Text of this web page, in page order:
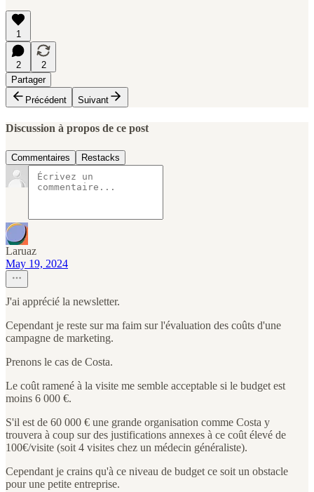
1
2
2
Partager
Précédent
Suivant
Discussion à propos de ce post
Commentaires Restacks
Laruaz
May 19, 2024
J'ai apprécié la newsletter.
Cependant je reste sur ma faim sur l'évaluation des coûts d'une
campagne de marketing.
Prenons le cas de Costa.
Le coût ramené à la visite me semble acceptable si le budget est
moins 6 000 €.
S'il est de 60 000 € une grande organisation comme Costa y
trouvera à coup sur des justifications annexes à ce coût élevé de
100€/visite (soit 4 visites chez un médecin généraliste).
Cependant je crains qu'à ce niveau de budget ce soit un obstacle
pour une petite entreprise.